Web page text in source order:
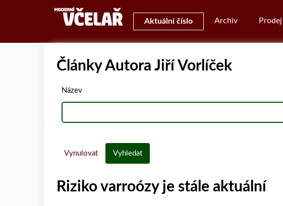
Aktuální číslo Archiv
Články Autora Jiří Vorlíček
Název
Vynulovat Vyhledat
Riziko varroózy je stále aktuální